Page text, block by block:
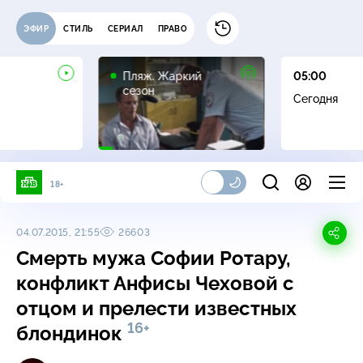
ЭФИР СТИЛЬ СЕРИАЛ ПРАВО
Пляж. Жаркий
сезон
16+
05:00
Сегодня
18+
04.07.2015, 21:55 26603
Смерть мужа Софии Ротару,
конфликт Анфисы Чеховой с
отцом и прелести известных
блондинок 16+